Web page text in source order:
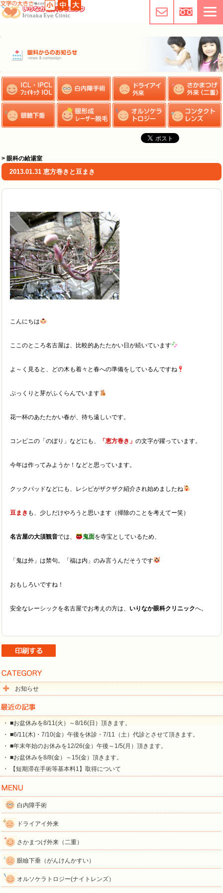
> 眼科の給湯室
2013.01.31 恵方巻きと豆まき
こんにちは
ここのところ名古屋は、比較的あたたかい日が続いています
よ～く見ると、どの木も着々と春への準備をしているんですね
ぷっくりと芽がふくらんでいます
花一杯のあたたかい春が、待ち遠しいです。
コンビニの「のぼり」などにも、 「恵方巻き」 の文字が躍っています。
今年は作ってみようか！などと思っています。
クックパッドなどにも、レシピがザクザク紹介され始めましたね
豆まき も、少しだけやろうと思います（掃除のことを考えてー笑）
名古屋の大須観音では、 鬼面を寺宝としているため、
「鬼は外」は禁句。「福は内」のみ言うんだそうです
おもしろいですね！
安全なレーシックを名古屋でお考えの方は、 いりなか眼科クリニックへ。
お知らせ
・ ■お盆休みを8/11(火）～8/16(日）頂きます。
・ ■6/11(木)・7/10(金）午後を休診・7/11（土）代診とさせて頂きます。
・ ■年末年始のお休みを12/26(金）午後～1/5(月）頂きます。
・ ■お盆休みを8/8(金）～15(金）頂きます。
・ 【短期滞在手術等基本料1】取得について
白内障手術
ドライアイ外来
さかまつげ外来（二重）
眼瞼下垂（がんけんかすい）
オルソケラトロジー(ナイトレンズ）